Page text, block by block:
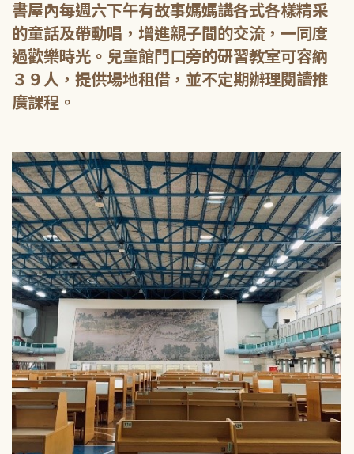
書屋內每週六下午有故事媽媽講各式各樣精采
的童話及帶動唱，增進親子間的交流，一同度
過歡樂時光。兒童館門口旁的研習教室可容納
３９人，提供場地租借，並不定期辦理閱讀推
廣課程。